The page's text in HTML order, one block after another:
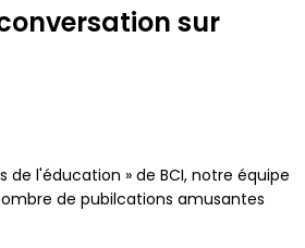
sur
de l'éducation » de BCI, notre équipe
de pubilcations amusantes